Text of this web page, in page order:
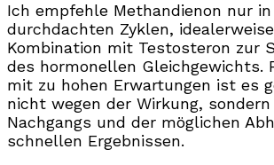
Ich empfehle Methandienon nur
durchdachten Zyklen,
Kombination mit Testosteron zur
des hormonellen Gleichgewichts.
mit zu hohen Erwartungen ist es
nicht wegen der Wirkung,
Nachgangs und der möglichen
schnellen Ergebnissen.